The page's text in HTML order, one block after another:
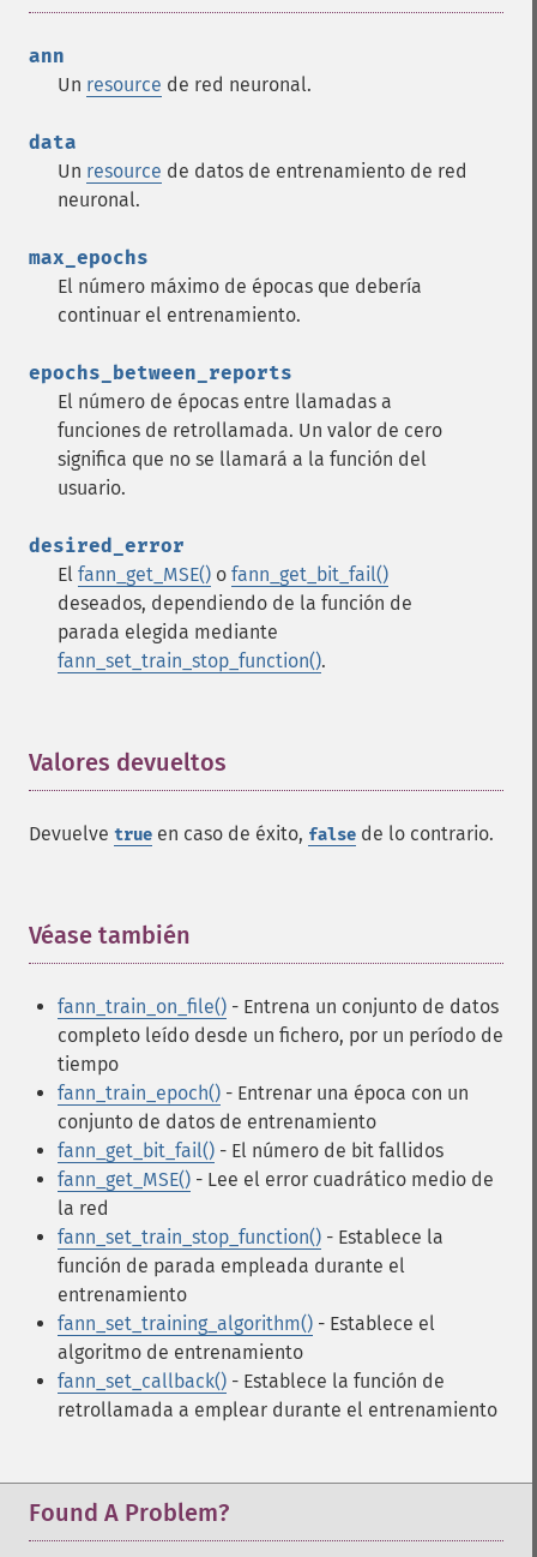
ann
Un resource de red neuronal.
data
Un resource de datos de entrenamiento de red
neuronal.
max_epochs
El número máximo de épocas que debería
continuar el entrenamiento.
epochs_between_reports
El número de épocas entre llamadas a
funciones de retrollamada. Un valor de cero
significa que no se llamará a la función del
usuario.
desired_error
El fann_get_MSE() o fann_get_bit_fail()
deseados, dependiendo de la función de
parada elegida mediante
fann_set_train_stop_function().
Valores devueltos
Devuelve true en caso de éxito, false de lo contrario.
Véase también
fann_train_on_file() - Entrena un conjunto de datos
completo leído desde un fichero, por un período de
tiempo
fann_train_epoch() - Entrenar una época con un
conjunto de datos de entrenamiento
fann_get_bit_fail() - El número de bit fallidos
fann_get_MSE() - Lee el error cuadrático medio de
la red
fann_set_train_stop_function() - Establece la
función de parada empleada durante el
entrenamiento
fann_set_training_algorithm() - Establece el
algoritmo de entrenamiento
fann_set_callback() - Establece la función de
retrollamada a emplear durante el entrenamiento
Found A Problem?